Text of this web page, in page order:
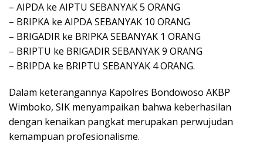
– AIPDA ke AIPTU SEBANYAK 5 ORANG
– BRIPKA ke AIPDA SEBANYAK 10 ORANG
– BRIGADIR ke BRIPKA SEBANYAK 1 ORANG
– BRIPTU ke BRIGADIR SEBANYAK 9 ORANG
– BRIPDA ke BRIPTU SEBANYAK 4 ORANG.
Dalam keterangannya Kapolres Bondowoso AKBP
Wimboko, SIK menyampaikan bahwa keberhasilan
dengan kenaikan pangkat merupakan perwujudan
kemampuan profesionalisme.